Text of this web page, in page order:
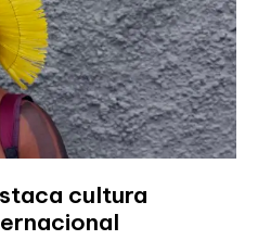
cultura